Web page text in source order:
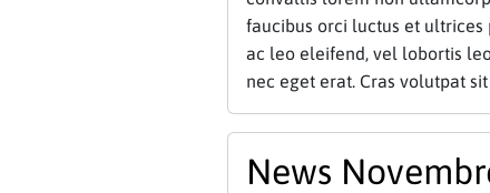
faucibus orci luctus et ultrices
ac leo eleifend, vel lobortis
nec eget erat. Cras volutpat
News